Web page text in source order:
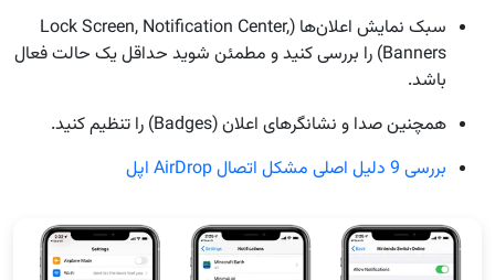
سبک نمایش اعلان‌ها (Lock Screen, Notification Center,
Banners) را بررسی کنید و مطمئن شوید حداقل یک حالت فعال
باشد.
همچنین صدا و نشانگرهای اعلان (Badges) را تنظیم کنید.
بررسی 9 دلیل اصلی مشکل اتصال AirDrop اپل